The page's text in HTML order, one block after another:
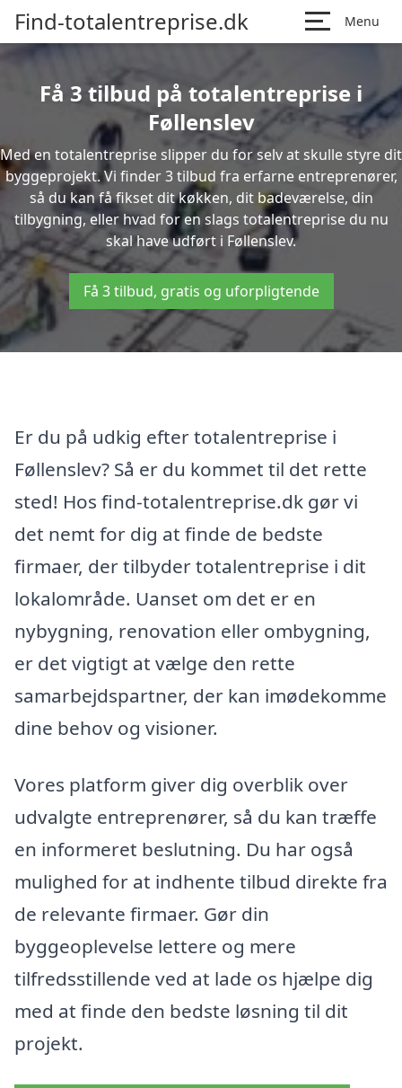
Find-totalentreprise.dk Menu
Få 3 tilbud på totalentreprise i
Føllenslev
Med en totalentreprise slipper du for selv at skulle styre dit
byggeprojekt. Vi finder 3 tilbud fra erfarne entreprenører,
så du kan få fikset dit køkken, dit badeværelse, din
tilbygning, eller hvad for en slags totalentreprise du nu
skal have udført i Føllenslev.
Få 3 tilbud, gratis og uforpligtende
Er du på udkig efter totalentreprise i
Føllenslev? Så er du kommet til det rette
sted! Hos find-totalentreprise.dk gør vi
det nemt for dig at finde de bedste
firmaer, der tilbyder totalentreprise i dit
lokalområde. Uanset om det er en
nybygning, renovation eller ombygning,
er det vigtigt at vælge den rette
samarbejdspartner, der kan imødekomme
dine behov og visioner.
Vores platform giver dig overblik over
udvalgte entreprenører, så du kan træffe
en informeret beslutning. Du har også
mulighed for at indhente tilbud direkte fra
de relevante firmaer. Gør din
byggeoplevelse lettere og mere
tilfredsstillende ved at lade os hjælpe dig
med at finde den bedste løsning til dit
projekt.